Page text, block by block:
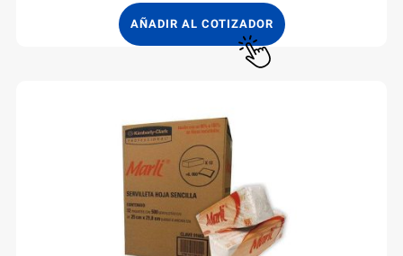
AÑADIR AL COTIZADOR